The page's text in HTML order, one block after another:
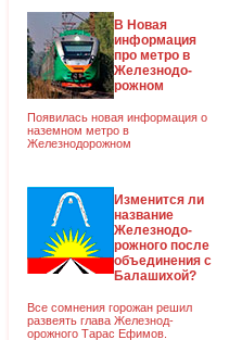
В Новая
информация
про метро в
Железнодо-
рожном
Появилась новая информация о
наземном метро в
Железнодорожном
Изменится ли
название
Железнодо-
рожного после
объединения с
Балашихой?
Все сомнения горожан решил
развеять глава Железнод-
орожного Тарас Ефимов.